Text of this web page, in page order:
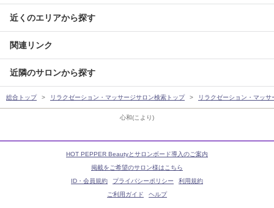
心和(こより)
近くのエリアから探す
関連リンク
近隣のサロンから探す
総合トップ リラクゼーション・マッサージサロン検索トップ リラクゼーション・マッ
HOT PEPPER Beautyとサロンボード導入のご案内
掲載をご希望のサロン様はこちら
ID・会員規約
プライバシーポリシー
利用規約
ご利用ガイド
ヘルプ